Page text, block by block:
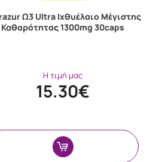
Ω3 Ultra Ιχθυέλαιο Μέγιστης
Καθαρότητας 1300mg 30caps
Η τιμή μας
15.30€